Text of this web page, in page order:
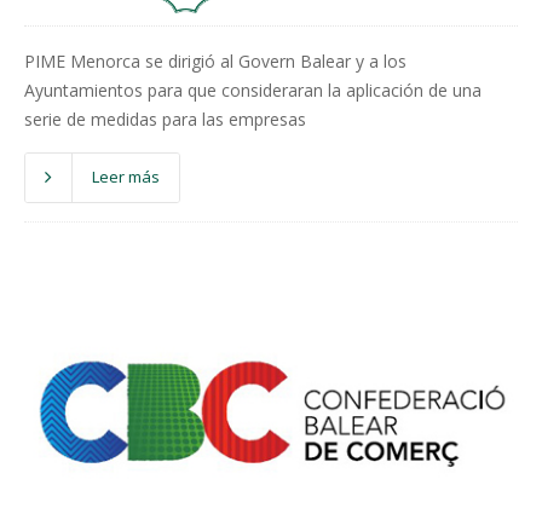
PIME Menorca se dirigió al Govern Balear y a los
Ayuntamientos para que consideraran la aplicación de una
serie de medidas para las empresas
Leer más